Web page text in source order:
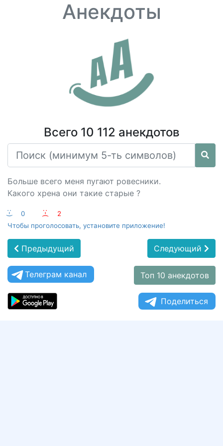
Анекдоты
Всего 10 112 анекдотов
Больше всего меня пугают ровесники.
Какого хрена они такие старые ?
:-) 0 :-(
2
Чтобы проголосовать, установите приложение!
Предыдущий Следующий
Телеграм канал Топ 10 анекдотов
Поделиться